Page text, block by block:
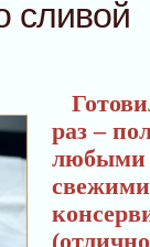
сливой
раз –
любыми